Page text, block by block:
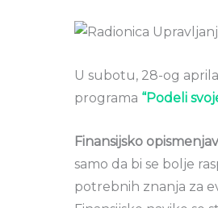
U subotu, 28-og
programa “Podeli
Finansijsko
samo da bi se bolje
potrebnih znanja za